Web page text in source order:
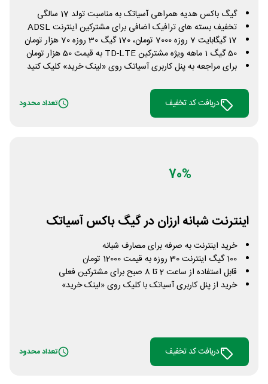
گیگ باکس هدیه همراهی آسیاتک به مناسبت تولد 17 سالگی
تخفیف بسته های ترافیک اضافی برای مشترکین اینترنت ADSL
17 گیگابایت 7 روزه 7000 تومان، 170 گیگ 30 روزه 70 هزار تومان
50 گیگ 1 ماهه ویژه مشترکین TD-LTE به قیمت 50 هزار تومان
برای مراجعه به پنل کاربری آسیاتک روی «لینک خرید» کلیک کنید
دریافت کد تخفیف تعداد محدود
70%
اینترنت شبانه ارزان در گیگ باکس آسیاتک
خرید اینترنت به صرفه برای مصارف شبانه
100 گیگ اینترنت 30 روزه به قیمت 12000 تومان
قابل استفاده از ساعت 2 تا 8 صبح برای مشترکین فعلی
خرید از پنل کاربری آسیاتک با کلیک روی «لینک خرید»
دریافت کد تخفیف تعداد محدود